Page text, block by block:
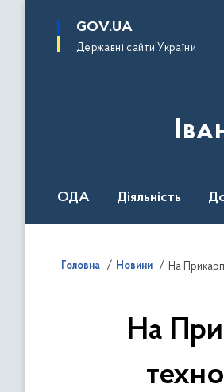
основного
GOV.UA
Державні сайти України
ОДА Діяльність
Головна Новини На
На